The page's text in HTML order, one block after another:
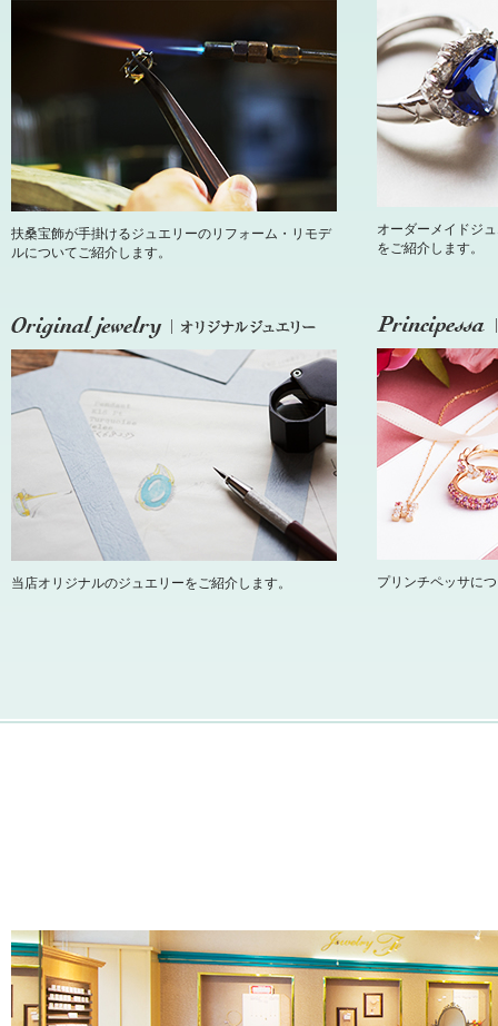
扶桑宝飾が手掛けるジュエリーのリフォーム・リモデ
ルについてご紹介します。
オーダーメイドジ
をご紹介します。
当店オリジナルのジュエリーをご紹介します。 プリンチペッサに